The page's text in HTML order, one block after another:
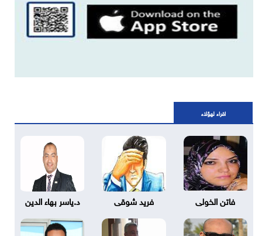
اقراء لهؤلاء
فاتن الخولى فريد شوقى د.ياسر بهاء الدين